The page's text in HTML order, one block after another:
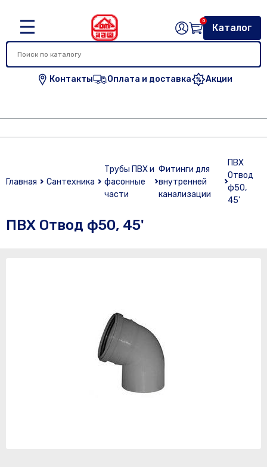
Контакты Оплата и доставка Акции
Каталог
0
Главная Сантехника
Трубы ПВХ и
фасонные
части
Фитинги для
внутренней
канализации
ПВХ
Отвод
ф50,
45'
ПВХ Отвод ф50, 45'